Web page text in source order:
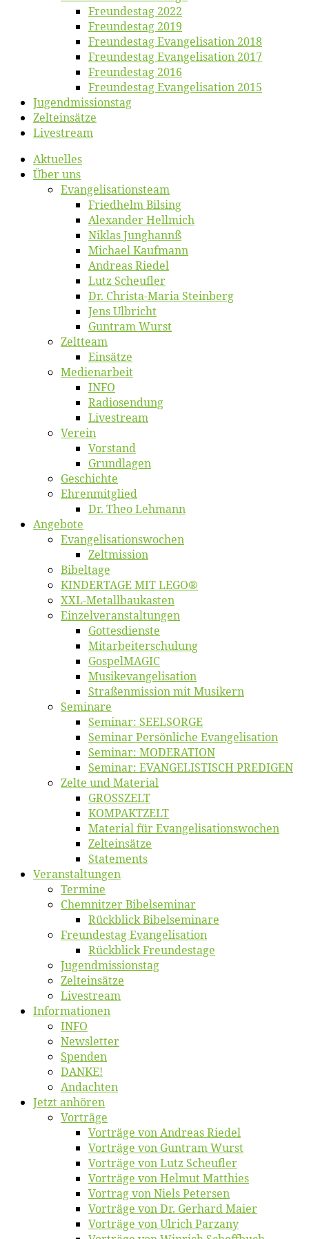
Freun­des­tag 2022
Freun­des­tag 2019
Freun­des­tag Evan­ge­li­sa­ti­on 2018
Freun­des­tag Evan­ge­li­sa­ti­on 2017
Freun­des­tag 2016
Freun­des­tag Evan­ge­li­sa­ti­on 2015
Jugend­mis­sions­tag
Zelt­ein­sät­ze
Live­stream
Ak­tu­el­les
Über uns
Evangelisa­tions­team
Fried­helm Bilsing
Alex­an­der Hellmich
Ni­klas Junghannß
Mi­cha­el Kaufmann
An­dre­as Riedel
Lutz Scheuf­ler
Dr. Chris­­ta-Ma­ria Steinberg
Jens Ulb­richt
Gun­tram Wurst
Zelt­team
Ein­sät­ze
Me­di­en­ar­beit
INFO
Ra­dio­sen­dung
Live­stream
Ver­ein
Vor­stand
Grund­la­gen
Ge­schich­te
Eh­ren­mit­glied
Dr. Theo Lehmann
An­ge­bo­te
Evangelisa­tions­wo­chen
Zelt­mis­si­on
Bi­bel­ta­ge
KINDERTAGE MIT LEGO®
XXL-Me­­tal­l­­bau­­kas­­ten
Einzelver­an­stal­tungen
Got­tes­diens­te
Mitarbeiter­schulung
Gos­pel­MA­GIC
Musikevan­ge­li­sa­tion
Straßenmis­sion mit Musikern
Se­mi­na­re
Se­mi­nar: SEELSORGE
Se­mi­nar Per­sön­li­che Evangelisation
Se­mi­nar: MODERATION
Se­mi­nar: EVANGELISTISCH PREDIGEN
Zel­te und Material
GROSSZELT
KOMPAKTZELT
Ma­te­ri­al für Evangelisationswochen
Zelt­ein­sät­ze
State­ments
Ver­an­stal­tun­gen
Ter­mi­ne
Chemnit­zer Bibelseminar
Rück­blick Bibelseminare
Freun­des­tag Evangelisation
Rück­blick Freundestage
Jugend­mis­sions­tag
Zelt­ein­sät­ze
Live­stream
Informatio­nen
INFO
News­let­ter
Spen­den
DANKE!
An­dach­ten
Jetzt an­hö­ren
Vor­trä­ge
Vor­trä­ge von An­dre­as Riedel
Vor­trä­ge von Gun­tram Wurst
Vor­trä­ge von Lutz Scheufler
Vor­trä­ge von Hel­mut Matthies
Vor­trag von Niels Petersen
Vor­trä­ge von Dr. Ger­hard Maier
Vor­trä­ge von Ul­rich Parzany